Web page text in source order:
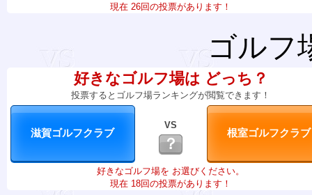
現在 26回の投票があります！
ゴルフ
好きなゴルフ場は どっち？
投票するとゴルフ場ランキングが閲覧できます！
VS
？
好きなゴルフ場を お選びください。
現在 18回の投票があります！